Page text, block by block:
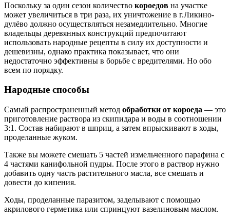
Поскольку за один сезон количество короедов на участке
может увеличиться в три раза, их уничтожение в г.Ликино-
дулёво должно осуществляться незамедлительно. Многие
владельцы деревянных конструкций предпочитают
использовать народные рецепты в силу их доступности и
дешевизны, однако практика показывает, что они
недостаточно эффективны в борьбе с вредителями. Но обо
всем по порядку.
Народные способы
Самый распространенный метод обработки от короеда — это
приготовление раствора из скипидара и воды в соотношении
3:1. Состав набирают в шприц, а затем впрыскивают в ходы,
проделанные жуком.
Также вы можете смешать 5 частей измельченного парафина с
4 частями канифольной пудры. После этого в раствор нужно
добавить одну часть растительного масла, все смешать и
довести до кипения.
Ходы, проделанные паразитом, заделывают с помощью
акрилового герметика или спринцуют вазелиновым маслом.